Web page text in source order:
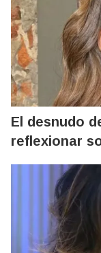
El desnudo
reflexionar